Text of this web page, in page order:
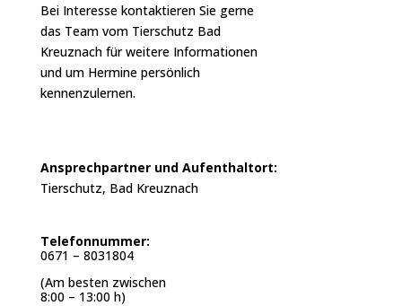
Bei Interesse kontaktieren Sie gerne
das Team vom Tierschutz Bad
Kreuznach für weitere Informationen
und um Hermine persönlich
kennenzulernen.
Ansprechpartner und Aufenthaltort:
Tierschutz, Bad Kreuznach
Telefonnummer:
0671 – 8031804
(Am besten zwischen
8:00 – 13:00 h)